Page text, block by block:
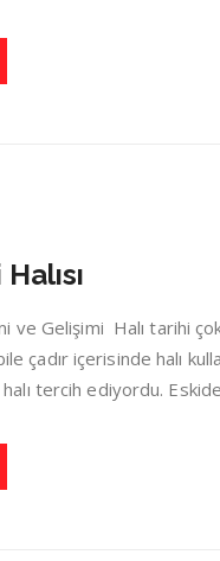
ve Gelişimi Halı tarihi
çadır içerisinde halı
tercih ediyordu.